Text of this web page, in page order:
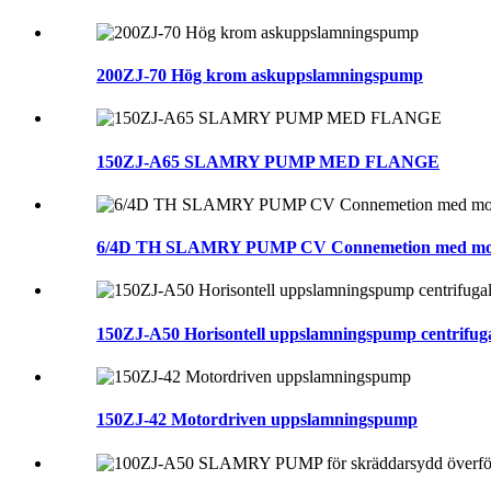
200ZJ-70 Hög krom askuppslamningspump
150ZJ-A65 SLAMRY PUMP MED FLANGE
6/4D TH SLAMRY PUMP CV Connemetion med
150ZJ-A50 Horisontell uppslamningspump
150ZJ-42 Motordriven uppslamningspump